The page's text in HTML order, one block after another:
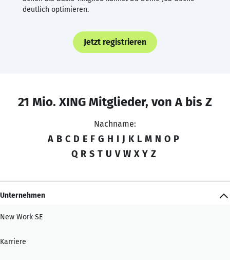
deutlich optimieren.
Jetzt registrieren
21 Mio. XING Mitglieder, von A bis Z
Nachname:
A B C D E F G H I J K L M N O P
Q R S T U V W X Y Z
Unternehmen
New Work SE
Karriere